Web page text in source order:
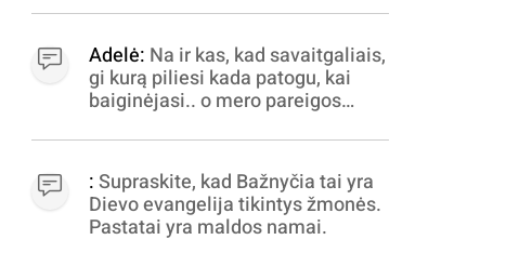
Adelė: Na ir kas, kad savaitgaliais,
gi kurą piliesi kada patogu, kai
baiginėjasi.. o mero pareigos
apibrėžiamos.. nežinau,
bereikalingas oro virpinimas,
ieškokit kur milijonus vagia
dujininkai, elektros aferistai,
stadionų statytojai Vilnuje
:Supraskite, kad Bažnyčia tai yra
Dievo evangelija tikintys žmonės.
Pastatai yra maldos namai.